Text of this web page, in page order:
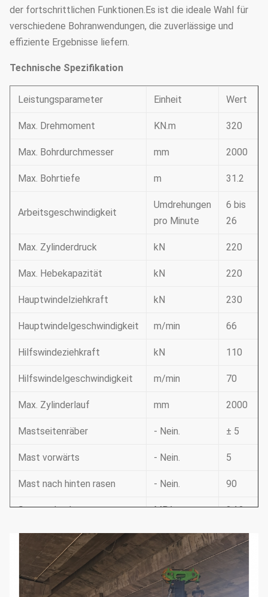
der fortschrittlichen Funktionen.Es ist die ideale Wahl für
verschiedene Bohranwendungen, die zuverlässige und
effiziente Ergebnisse liefern.
Technische Spezifikation
Leistungsparameter Einheit Wert
Max. Drehmoment KN.m 320
Max. Bohrdurchmesser mm 2000
Max. Bohrtiefe m 31.2
Arbeitsgeschwindigkeit
Umdrehungen
pro Minute
6 bis
26
Max. Zylinderdruck kN 220
Max. Hebekapazität kN 220
Hauptwindelziehkraft kN 230
Hauptwindelgeschwindigkeit m/min 66
Hilfswindeziehkraft kN 110
Hilfswindelgeschwindigkeit m/min 70
Max. Zylinderlauf mm 2000
Mastseitenräber - Nein. ± 5
Mast vorwärts - Nein. 5
Mast nach hinten rasen - Nein. 90
Systemdruck MPA 34.3
Druck des Piloten MPA 3.9
Drehgeschwindigkeit
Umdrehungen
pro Minute